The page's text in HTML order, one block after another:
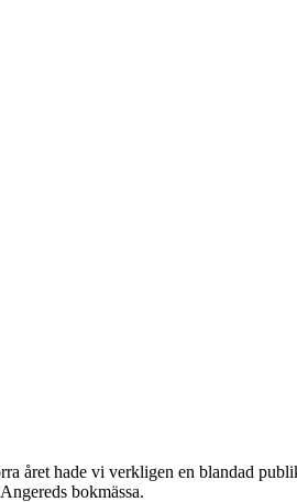
året hade vi verkligen en blandad
bokmässa.